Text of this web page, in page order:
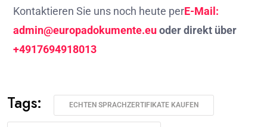
Kontaktieren Sie uns noch heute perE-Mail:
admin@europadokumente.euoder direkt über
+4917694918013
Tags: ECHTEN SPRACHZERTIFIKATE KAUFEN